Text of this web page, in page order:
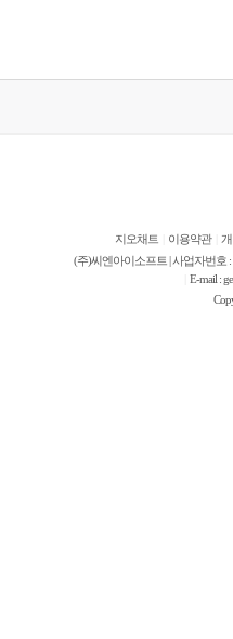
지오채트 이용약관
(주)씨엔아이소프트 | 사업자번호 :
E-mail :